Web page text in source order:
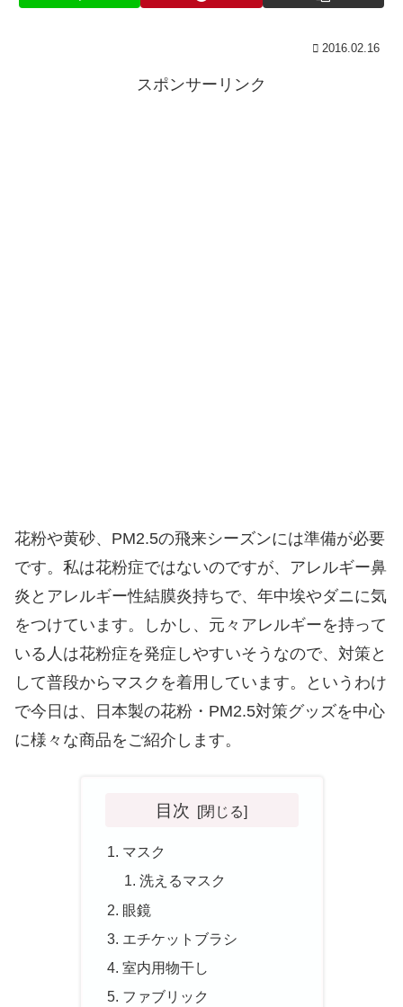
2016.02.16
スポンサーリンク
花粉や黄砂、PM2.5の飛来シーズンには準備が必要
です。私は花粉症ではないのですが、アレルギー鼻
炎とアレルギー性結膜炎持ちで、年中埃やダニに気
をつけています。しかし、元々アレルギーを持って
いる人は花粉症を発症しやすいそうなので、対策と
して普段からマスクを着用しています。というわけ
で今日は、日本製の花粉・PM2.5対策グッズを中心
に様々な商品をご紹介します。
目次
マスク
洗えるマスク
眼鏡
エチケットブラシ
室内用物干し
ファブリック